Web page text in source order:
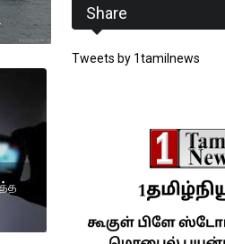
Share
Tweets by 1tamilnews